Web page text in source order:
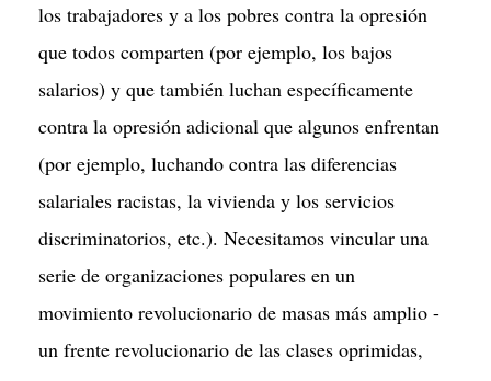
los trabajadores y a los pobres contra la opresión
que todos comparten (por ejemplo, los bajos
salarios) y que también luchan específicamente
contra la opresión adicional que algunos enfrentan
(por ejemplo, luchando contra las diferencias
salariales racistas, la vivienda y los servicios
discriminatorios, etc.). Necesitamos vincular una
serie de organizaciones populares en un
movimiento revolucionario de masas más amplio -
un frente revolucionario de las clases oprimidas,